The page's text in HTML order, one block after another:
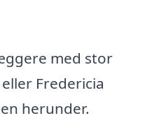
med stor
Fredericia
herunder.